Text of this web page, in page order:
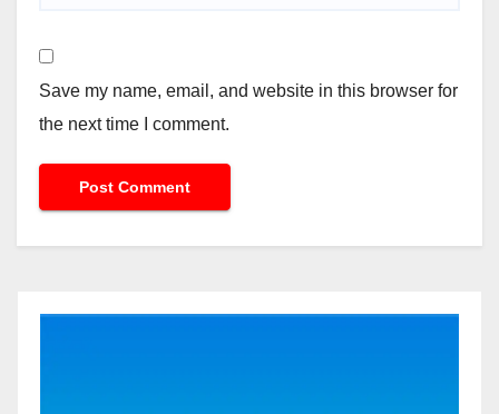
Save my name, email, and website in this browser for
the next time I comment.